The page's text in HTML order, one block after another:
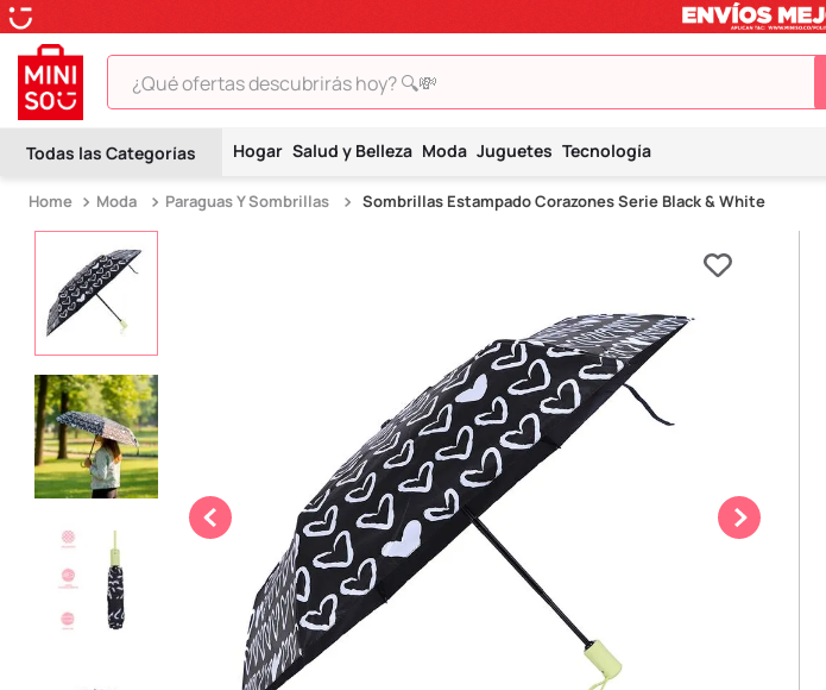
¿Qué ofertas descubrirás hoy? 🔍💸
Hogar Salud y Belleza Moda Juguetes Tecnología
Moda Paraguas Y Sombrillas Sombrillas Estampado Corazones Serie Black & White
TÉRMINOS MÁS BUSCADOS
2.
hello kitty
9.
llaveros
. one piece